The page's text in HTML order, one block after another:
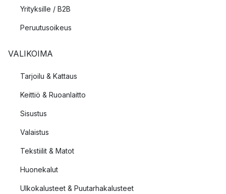
Yrityksille / B2B
Peruutusoikeus
VALIKOIMA
Tarjoilu & Kattaus
Keittiö & Ruoanlaitto
Sisustus
Valaistus
Tekstiilit & Matot
Huonekalut
Ulkokalusteet & Puutarhakalusteet